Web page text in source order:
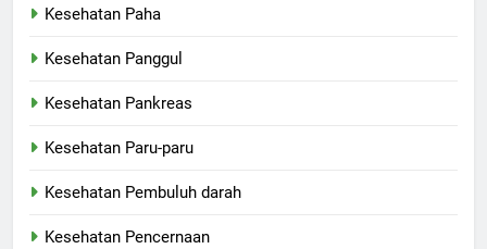
Kesehatan Paha
Kesehatan Panggul
Kesehatan Pankreas
Kesehatan Paru-paru
Kesehatan Pembuluh darah
Kesehatan Pencernaan